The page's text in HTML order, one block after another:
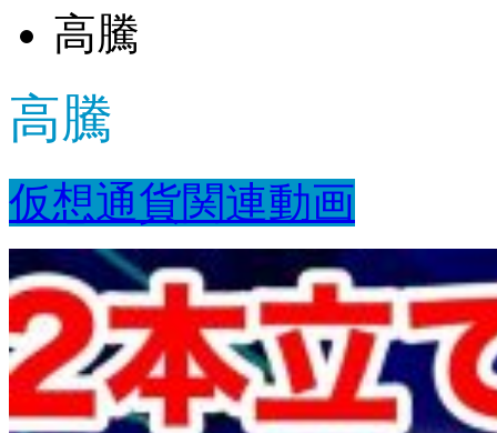
高騰
高騰
仮想通貨関連動画